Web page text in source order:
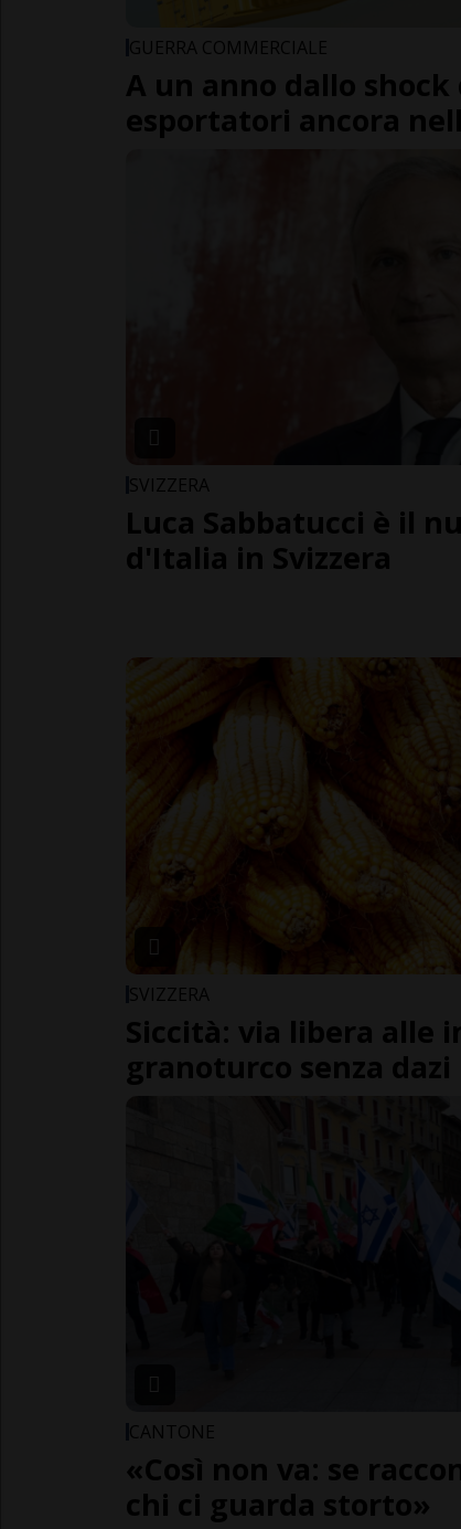
GUERRA COMMERCIALE
A un anno dallo shock
esportatori ancora
SVIZZERA
Luca Sabbatucci è il
d'Italia in Svizzera
SVIZZERA
Siccità: via libera alle
granoturco senza dazi
CANTONE
«Così non va: se
chi ci guarda storto»